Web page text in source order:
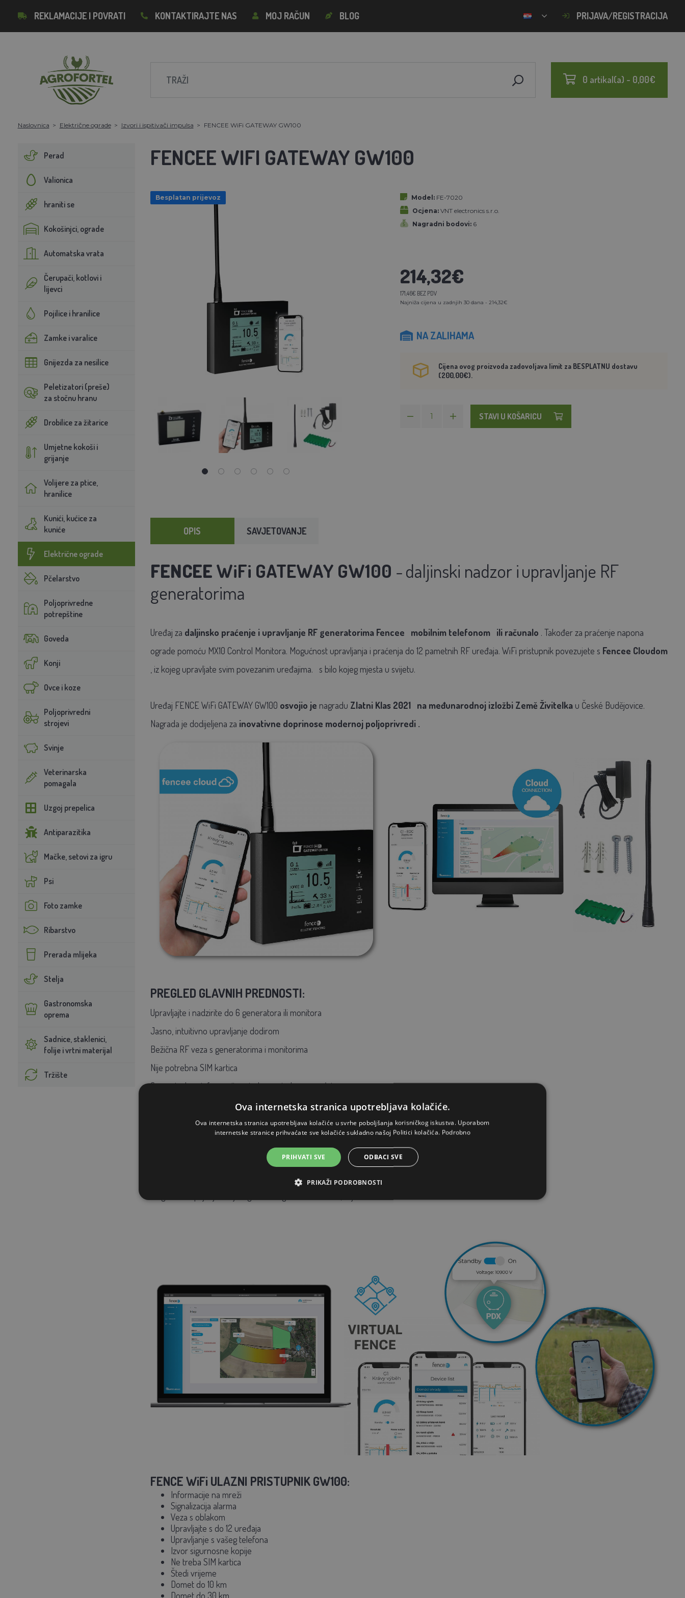
REKLAMACIJE I POVRATI KONTAKTIRAJTE NAS MOJ RAČUN BLOG PRIJAVA/REGISTRACIJA
0 artikal(a) - 0,00€
Naslovnica Električne ograde Izvori i ispitivači impulsa FENCEE WiFi GATEWAY GW100
Perad
Valionica
hraniti se
Kokošinjci, ograde
Automatska vrata
Čerupači, kotlovi i
lijevci
Pojilice i hranilice
Zamke i varalice
Gnijezda za nesilice
Peletizatori (preše)
za stočnu hranu
Drobilice za žitarice
Umjetne kokoši i
grijanje
Volijere za ptice,
hranilice
Kunići, kućice za
kuniće
Električne ograde
Pčelarstvo
Poljoprivredne
potrepštine
Goveda
Konji
Ovce i koze
Poljoprivredni
strojevi
Svinje
Veterinarska
pomagala
Uzgoj prepelica
Antiparazitika
Mačke, setovi za igru
Psi
Foto zamke
Ribarstvo
Prerada mlijeka
Stelja
Gastronomska
oprema
Sadnice, staklenici,
folije i vrtni materijal
Tržište
FENCEE WIFI GATEWAY GW100
Besplatan prijevoz Model: FE-7020
Ocjena: VNT electronics s.r.o.
Nagradni bodovi: 6
214,32€
171,46€ BEZ PDV
Najniža cijena u zadnjih 30 dana - 214,32€
NA ZALIHAMA
Cijena ovog proizvoda zadovoljava limit za BESPLATNU dostavu
(200,00€).
STAVI U KOŠARICU
OPIS SAVJETOVANJE
FENCEEWiFi GATEWAY GW100 -daljinski nadzor iupravljanje RF
generatorima
Uređaj za daljinsko praćenje i upravljanje RF generatorima Fencee mobilnim telefonom ili računalo . Također za praćenje napona
ograde pomoću MX10 Control Monitora. Mogućnost upravljanja i praćenja do 12 pametnih RF uređaja. WiFi pristupnik povezujete s Fencee Cloudom
, iz kojeg upravljate svim povezanim uređajima. s bilo kojeg mjesta u svijetu.
Uređaj FENCE WiFi GATEWAY GW100 osvojio je nagradu Zlatni Klas 2021 na međunarodnoj izložbi Země Živitelkau České Budějovice.
Nagrada je dodijeljena za inovativne doprinose modernoj poljoprivredi .
PREGLED GLAVNIH PREDNOSTI:
Upravljajte i nadzirite do 6 generatora ili monitora
Jasno, intuitivno upravljanje dodirom
Bežična RF veza s generatorima i monitorima
Nije potrebna SIM kartica
Sve potrebne informacije zajedno na jednom uređaju
Veliki, potpuno grafički LCD zaslon
Pregledni zaslon s informacijama o svim generatorima i monitorima
Podesiva razina alarma za svaki spojeni uređaj
FENCE WiFi ULAZNI PRISTUPNIK GW100:
Informacije na mreži
Signalizacija alarma
Veza s oblakom
Upravljajte s do 12 uređaja
Upravljanje s vašeg telefona
Izvor sigurnosne kopije
Ne treba SIM kartica
Štedi vrijeme
Domet do 10 km
Domet do 30 km
Ova internetska stranica upotrebljava kolačiće.
Ova internetska stranica upotrebljava kolačiće u svrhe poboljšanja korisničkog iskustva. Uporabom
internetske stranice prihvaćate sve kolačiće sukladno našoj Politici kolačića. Podrobno
PRIHVATI SVE ODBACI SVE
PRIKAŽI PODROBNOSTI